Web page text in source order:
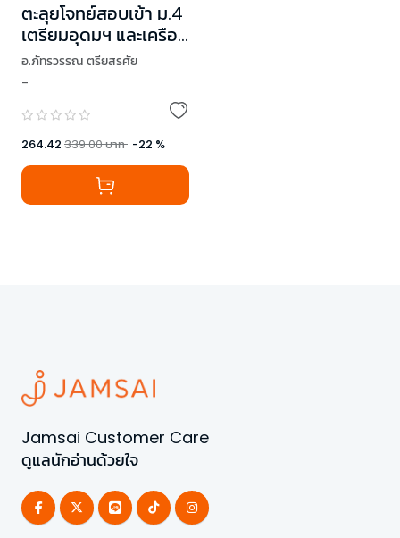
ตะลุยโจทย์สอบเข้า ม.4
เตรียมอุดมฯ และเครือ
สาธิตฯ
(วิทยาศาสตร์+คณิตศ
อ.ภัทรวรรณ ตรียสรศัย
,
-
264.42 339.00บาท -22 %
Jamsai Customer Care
ดูแลนักอ่านด้วยใจ